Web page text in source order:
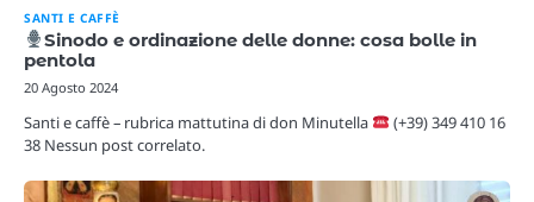
SANTI E CAFFÈ
Sinodo e ordinazione delle donne: cosa bolle in
pentola
20 Agosto 2024
Santi e caffè – rubrica mattutina di don Minutella
(+39) 349 410 16
38 Nessun post correlato.